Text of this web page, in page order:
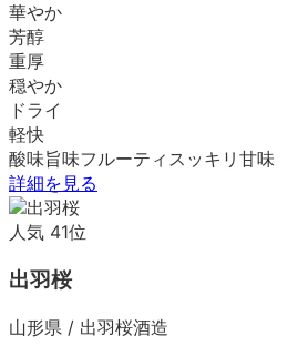
華やか
芳醇
重厚
穏やか
ドライ
軽快
酸味旨味フルーティ スッキリ 甘味
詳細を見る
人気 41位
出羽桜
山形県 / 出羽桜酒造